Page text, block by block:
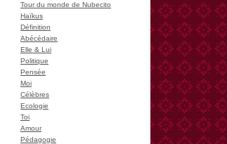
Tour du monde de Nubecito
Haïkus
Définition
Abécédaire
Elle & Lui
Politique
Pensée
Moi
Célèbres
Ecologie
Toi
Amour
Pédagogie